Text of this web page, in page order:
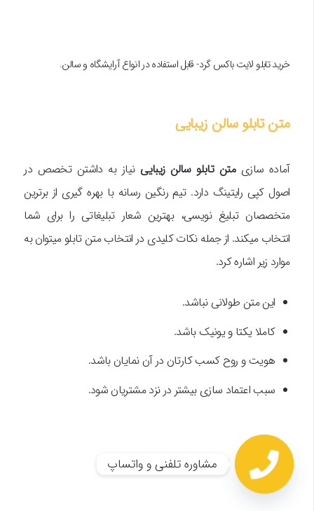
خرید تابلو لایت باکس گرد- قابل استفاده در انواع آرایشگاه و سالن.
متن تابلو سالن زیبایی
آماده سازیمتن تابلو سالن زیبایینیاز به داشتن تخصص در
اصول کپی رایتینگ دارد. تیم رنگین رسانه با بهره گیری از برترین
متخصصان تبلیغ نویسی، بهترین شعار تبلیغاتی را برای شما
انتخاب میکند. از جمله نکات کلیدی در انتخاب متن تابلو میتوان به
موارد زیر اشاره کرد.
این متن طولانی نباشد.
کاملا یکتا و یونیک باشد.
هویت و روح کسب کارتان در آن نمایان باشد.
سبب اعتماد سازی بیشتر در نزد مشتریان شود.
مشاوره تلفنی و واتساپ